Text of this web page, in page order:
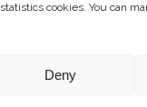
cookies. You can
Deny
të Kosovës. Të